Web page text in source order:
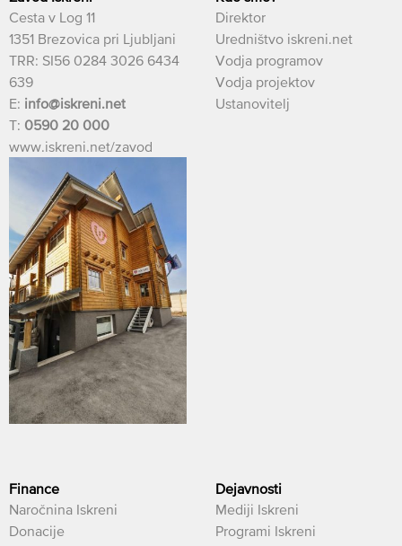
Cesta v Log 11
1351 Brezovica pri Ljubljani
TRR: SI56 0284 3026 6434
639
E: info@iskreni.net
T: 0590 20 000
www.iskreni.net/zavod
Direktor
Uredništvo iskreni.net
Vodja programov
Vodja projektov
Ustanovitelj
Finance
Naročnina Iskreni
Donacije
Dejavnosti
Mediji Iskreni
Programi Iskreni